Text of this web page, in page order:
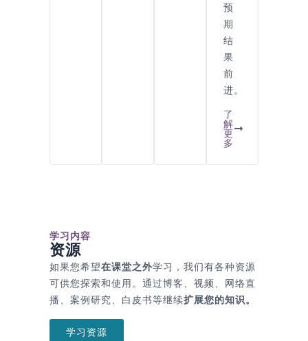
预
期
结
果
前
进。
了
解
更
多
学习内容
资源
如果您希望在课堂之外学习，我们有各种资源
可供您探索和使用。通过博客、视频、网络直
播、案例研究、白皮书等继续扩展您的知识。
学习资源